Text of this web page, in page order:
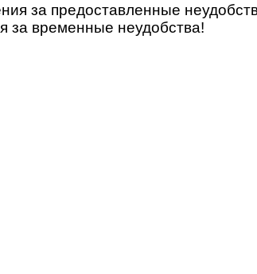
за предоставленные
за временные неудобства!